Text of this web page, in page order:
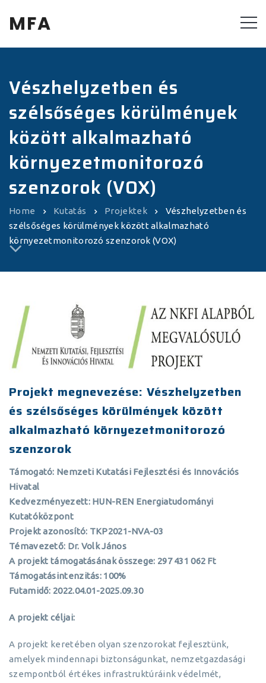
MFA
Vészhelyzetben és
szélsőséges körülmények
között alkalmazható
környezetmonitorozó
szenzorok (VOX)
Home Kutatás Projektek
Vészhelyzetben és
szélsőséges körülmények között alkalmazható
környezetmonitorozó szenzorok (VOX)
Projekt megnevezése: Vészhelyzetben
és szélsőséges körülmények között
alkalmazható környezetmonitorozó
szenzorok
Támogató: Nemzeti Kutatási Fejlesztési és Innovációs
Hivatal
Kedvezményezett: HUN-REN Energiatudományi
Kutatóközpont
Projekt azonosító: TKP2021-NVA-03
Témavezető: Dr. Volk János
A projekt támogatásának összege: 297 431 062 Ft
Támogatásintenzitás: 100%
Futamidő: 2022.04.01-2025.09.30
A projekt céljai:
A projekt keretében olyan szenzorokat fejlesztünk,
amelyek mindennapi biztonságunkat, nemzetgazdasági
szempontból értékes infrastruktúráink védelmét,